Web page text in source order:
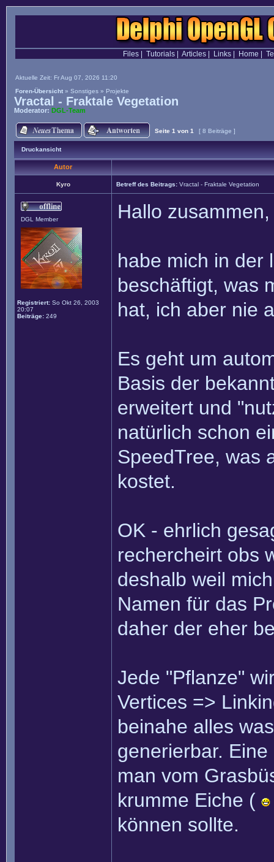
Files| Tutorials| Articles| Links| Home
Aktuelle Zeit: Fr Aug 07, 2026 11:20
Foren-Übersicht » Sonstiges » Projekte
Vractal - Fraktale Vegetation
Moderator: DGL-Team
Seite 1 von 1 [ 8 Beiträge ]
Druckansicht
Autor
Kyro Betreff des Beitrags: Vractal - Fraktale Vegetation
DGL Member
Registriert: So Okt 26, 2003
20:07
Beiträge: 249
Hallo zusammen,
habe mich in der
beschäftigt, was
hat, ich aber nie
Es geht um
Basis der
erweitert und
natürlich schon
SpeedTree, was
kostet.
OK - ehrlich
rechercheirt obs
deshalb weil
Namen für das
daher der eher
Jede "Pflanze"
Vertices =>
beinahe alles
generierbar.
man vom
krumme Eiche (
können sollte.